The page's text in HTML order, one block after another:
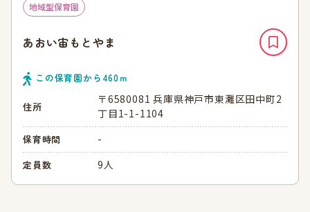
地域型保育園
あおい宙もとやま
この保育園から 460ｍ
住所
〒6580081 兵庫県神戸市東灘区田中町2
丁目1-1-1104
保育時間 -
定員数 9人